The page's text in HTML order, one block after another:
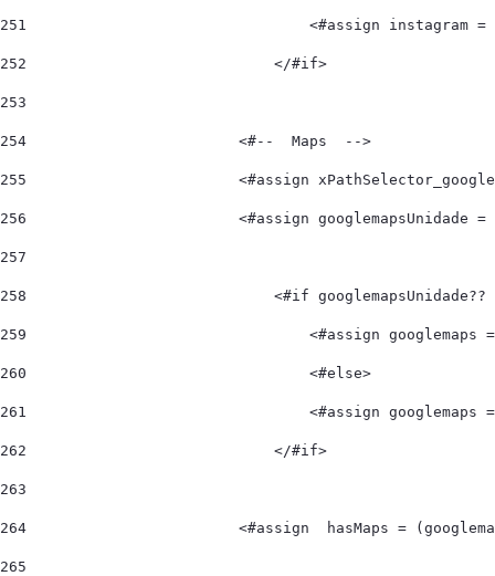
251
<#assign instagram
252
                            </#if>
253
254
                        <#--  Maps  -->
255
<#assign
256
<#assign googlemapsUnidade
257
258
<#if
259
<#assign googlemaps
260
                                <#else>
261
<#assign googlemaps
262
                            </#if>
263
264
<#assign  hasMaps =
265